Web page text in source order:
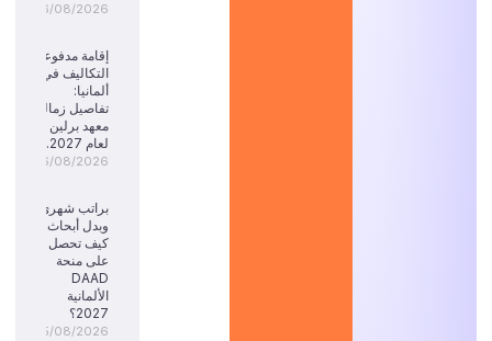
06/08/2026
إقامة مدفوعة
التكاليف في
ألمانيا:
تفاصيل زمالة
معهد برلين
لعام 2027.
06/08/2026
براتب شهري
وبدل أبحاث:
كيف تحصل
على منحة
DAAD
الألمانية
2027؟
05/08/2026